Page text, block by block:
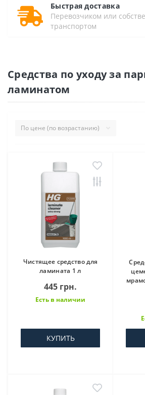
Быстрая доставка
Перевозчиком или
транспортом
Средства по уходу за
ламинатом
Чистящее средство для
ламината 1 л
445 грн.
Есть в наличии
КУПИТЬ